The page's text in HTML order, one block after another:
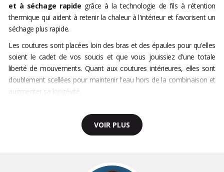
et à séchage rapide grâce à la technologie de fils à rétention
thermique qui aident à retenir la chaleur à l'intérieur et favorisent un
séchage plus rapide.
Les coutures sont placées loin des bras et des épaules pour qu'elles
soient le cadet de vos soucis et que vous jouissiez d'une totale
liberté de mouvements. Quant aux coutures intérieures, elles sont
doublement scellées pour maintenir l'eau hors de la combinaison et
augmenter sa longévité.
VOIR PLUS